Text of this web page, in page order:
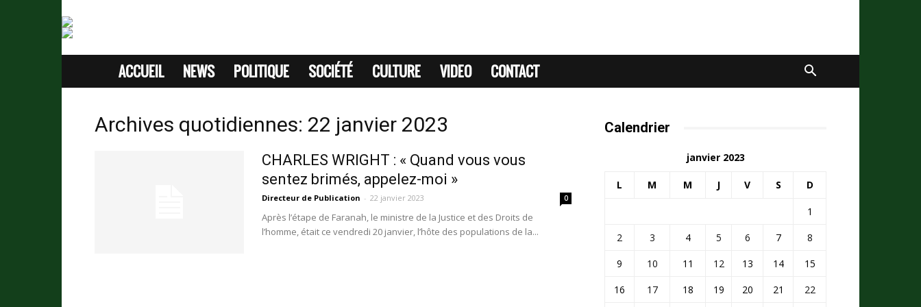
SITE
SANS
ACCUEIL NEWS POLITIQUE SOCIÉTÉ CULTURE VIDEO CONTACT
Archives quotidiennes: 22 janvier 2023
CHARLES WRIGHT : « Quand vous vous
sentez brimés, appelez-moi »
Directeur de Publication - 22 janvier 2023 0
Après l’étape de Faranah, le ministre de la Justice et des Droits de
l’homme, était ce vendredi 20 janvier, l’hôte des populations de la...
Calendrier
janvier 2023
L M M J V S D
1
2
3 4 5 6 7
8
9
10 11 12 13 14
15
16
17 18 19 20 21
22